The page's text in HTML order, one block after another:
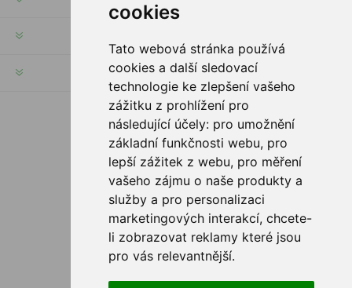
cookies
Tato webová stránka používá
cookies a další sledovací
technologie ke zlepšení vašeho
zážitku z prohlížení pro
následující účely: pro umožnění
základní funkčnosti webu, pro
lepší zážitek z webu, pro měření
vašeho zájmu o naše produkty a
služby a pro personalizaci
marketingových interakcí, chcete-
li zobrazovat reklamy které jsou
pro vás relevantnější.
CUSTOMER SERVICE
FOLLOW US
PAYMENT OPTIONS